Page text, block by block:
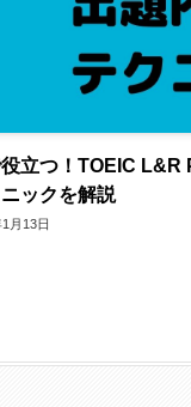
立つ！TOEIC L&R
ックを解説
月13日